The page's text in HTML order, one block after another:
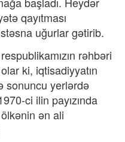
qayıtması
uğurlar gətirib.
rəhbəri
ki, iqtisadiyyatın
sonuncu yerlərdə
ci ilin payızında
ən ali